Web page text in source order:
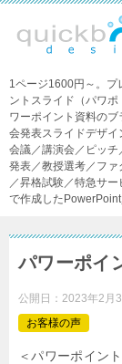
1ページ1600円～。プ
ントスライド（パワ
ワーポイント資料の
会発表スライドデザ
会議／講演会／ピッ
発表／教授選考／フ
／昇格試験／特急サ
で作成した
パワーポイ
公開日： 2023年2月
お客様の声
＜パワーポイン